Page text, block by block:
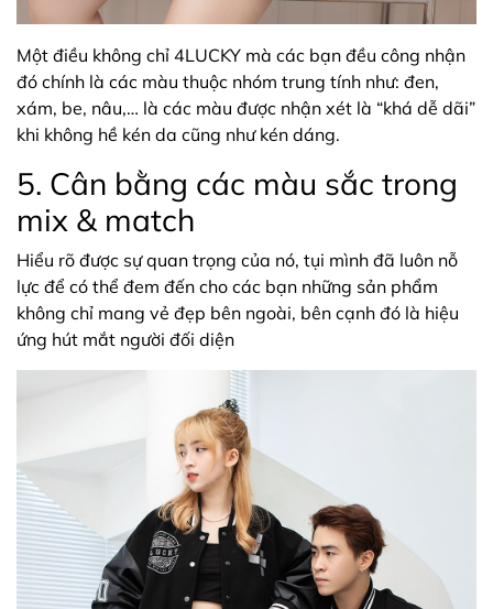
Một điều không chỉ 4LUCKY mà các bạn đều công nhận
đó chính là các màu thuộc nhóm trung tính như: đen,
xám, be, nâu,… là các màu được nhận xét là “khá dễ dãi”
khi không hề kén da cũng như kén dáng.
5. Cân bằng các màu sắc trong
mix & match
Hiểu rõ được sự quan trọng của nó, tụi mình đã luôn nỗ
lực để có thể đem đến cho các bạn những sản phẩm
không chỉ mang vẻ đẹp bên ngoài, bên cạnh đó là hiệu
ứng hút mắt người đối diện